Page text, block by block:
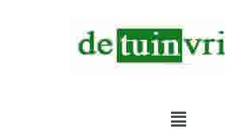
Menu